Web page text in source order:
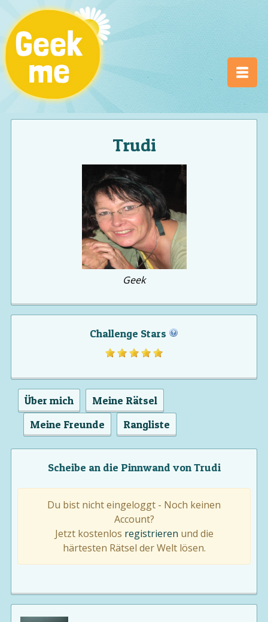
Trudi
Geek
Challenge Stars
Über mich
Meine Rätsel
Meine Freunde
Rangliste
Scheibe an die Pinnwand von Trudi
Du bist nicht eingeloggt - Noch keinen
Account?
Jetzt kostenlos registrieren und die
härtesten Rätsel der Welt lösen.